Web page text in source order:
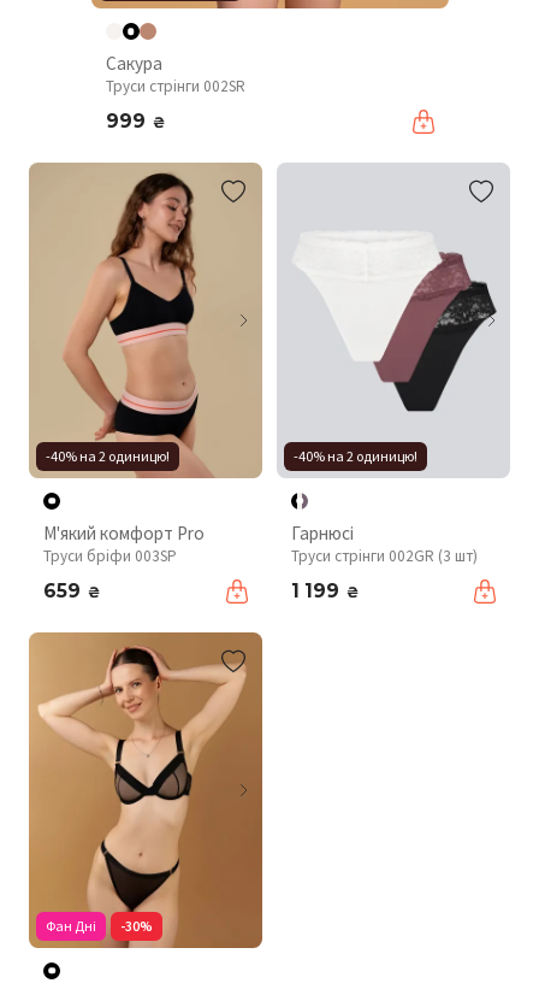
Сакура
Труси стрінги 002SR
999 ₴
-40% на 2 одиницю!
М'який комфорт Pro
Труси бріфи 003SP
659 ₴
-40% на 2 одиницю!
Гарнюсі
Труси стрінги 002GR (3 шт)
1 199 ₴
Фан Дні -30%